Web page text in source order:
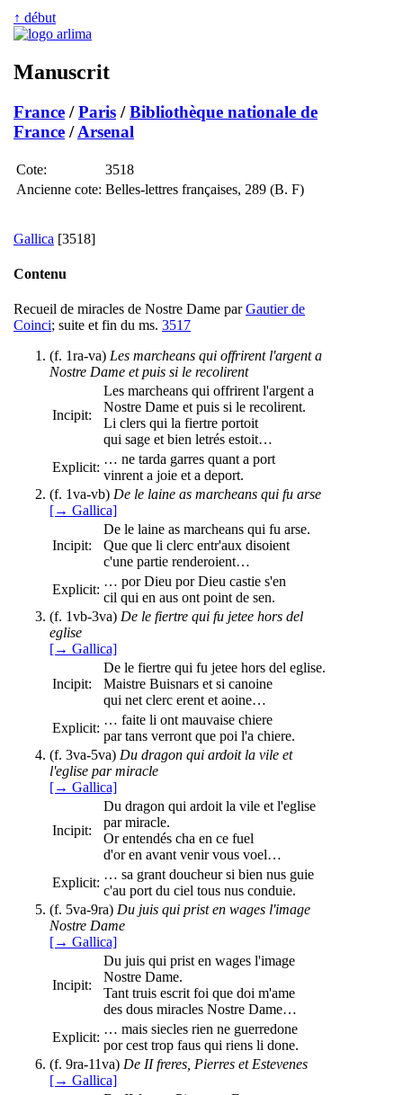
↑ début
Manuscrit
France /Paris /Bibliothèque nationale de
France /Arsenal
Cote:
3518
Ancienne cote: Belles-lettres françaises, 289 (B. F)
Gallica [3518]
Contenu
Recueil de miracles de Nostre Dame parGautier de
Coinci; suite et fin du ms. 3517
(f. 1ra-va) Les marcheans qui offrirent l'argent a
Nostre Dame et puis si le recolirent
Incipit:
Les marcheans qui offrirent l'argent a
Nostre Dame et puis si le recolirent.
Li clers qui la fiertre portoit
qui sage et bien letrés estoit…
Explicit:
… ne tarda garres quant a port
vinrent a joie et a deport.
(f. 1va-vb) De le laine as marcheans qui fu arse
[→ Gallica]
Incipit:
De le laine as marcheans qui fu arse.
Que que li clerc entr'aux disoient
c'une partie renderoient…
Explicit:
… por Dieu por Dieu castie s'en
cil qui en aus ont point de sen.
(f. 1vb-3va) De le fiertre qui fu jetee hors del
eglise
[→ Gallica]
Incipit:
De le fiertre qui fu jetee hors del eglise.
Maistre Buisnars et si canoine
qui net clerc erent et aoine…
Explicit:
… faite li ont mauvaise chiere
par tans verront que poi l'a chiere.
(f. 3va-5va) Du dragon qui ardoit la vile et
l'eglise par miracle
[→ Gallica]
Incipit:
Du dragon qui ardoit la vile et l'eglise
par miracle.
Or entendés cha en ce fuel
d'or en avant venir vous voel…
Explicit:
… sa grant doucheur si bien nus guie
c'au port du ciel tous nus conduie.
(f. 5va-9ra) Du juis qui prist en wages l'image
Nostre Dame
[→ Gallica]
Incipit:
Du juis qui prist en wages l'image
Nostre Dame.
Tant truis escrit foi que doi m'ame
des dous miracles Nostre Dame…
Explicit:
… mais siecles rien ne guerredone
por cest trop faus qui riens li done.
(f. 9ra-11va) De II freres, Pierres et Estevenes
[→ Gallica]